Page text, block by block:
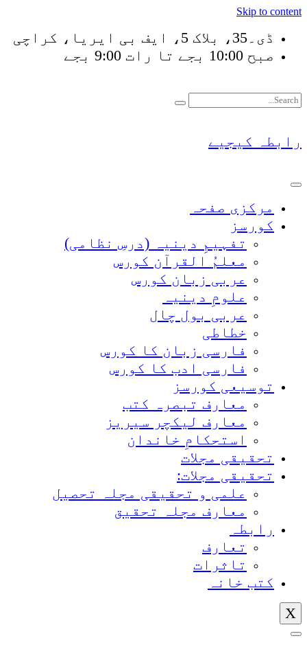
Skip to content
ڈی۔35، بلاک 5، ایف بی ایریا، کراچی
صبح 10:00 بجے تا رات 9:00 بجے
رابطہ کیجیے
مرکزی صفحہ
کورسز
تفہیمِ دینیہ (درسِ نظامی)
معلمُ القرآن کورس
عربی زبان کورس
علومِ دینیہ
عربی بول چال
خطاطی
فارسی زبان کا کورس
فارسی ادب کا کورس
توسیعی کورسز
معارف تبصرہ کتب
معارف لیکچر سیریز
استحکامِ خاندان
تحقیقی مجلات
تحقیقی مجلات:
علمی و تحقیقی مجلہ تحصیل
معارف مجلہ تحقیق
رابطہ
تعارف
تاثرات
کتب خانہ
X